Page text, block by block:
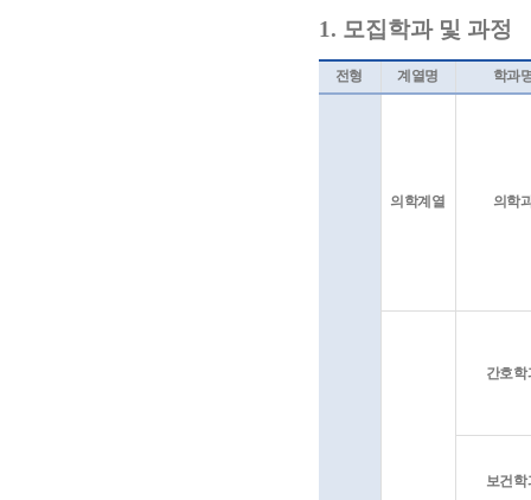
1. 모집학과 및 과정
전형 계열명 학과
의학계열 의학
간호학
보건학